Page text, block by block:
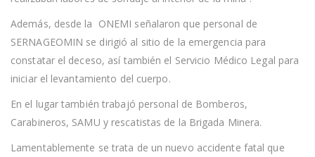
Además, desde la ONEMI señalaron que personal de
SERNAGEOMIN se dirigió al sitio de la emergencia para
constatar el deceso, así también el Servicio Médico Legal para
iniciar el levantamiento del cuerpo.
En el lugar también trabajó personal de Bomberos,
Carabineros, SAMU y rescatistas de la Brigada Minera.
Lamentablemente se trata de un nuevo accidente fatal que